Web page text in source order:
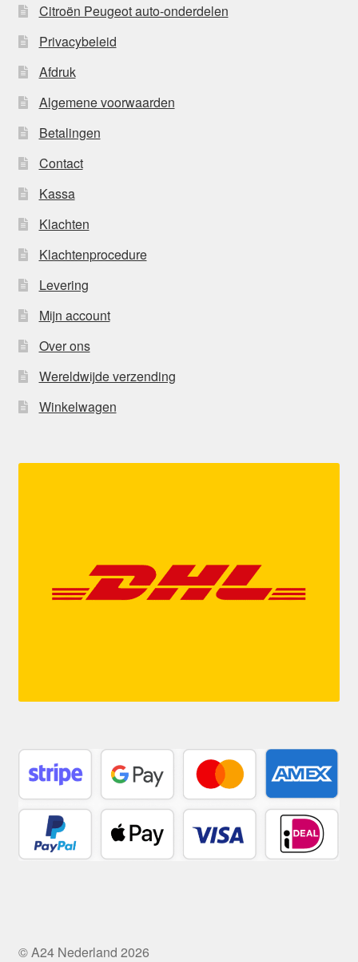
Citroën Peugeot auto-onderdelen
Privacybeleid
Afdruk
Algemene voorwaarden
Betalingen
Contact
Kassa
Klachten
Klachtenprocedure
Levering
Mijn account
Over ons
Wereldwijde verzending
Winkelwagen
© A24 Nederland 2026